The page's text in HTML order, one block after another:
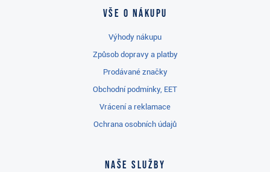
Vše o nákupu
Výhody nákupu
Způsob dopravy a platby
Prodávané značky
Obchodní podmínky, EET
Vrácení a reklamace
Ochrana osobních údajů
Naše služby